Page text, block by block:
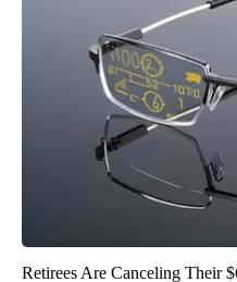
Retirees Are Canceling Their